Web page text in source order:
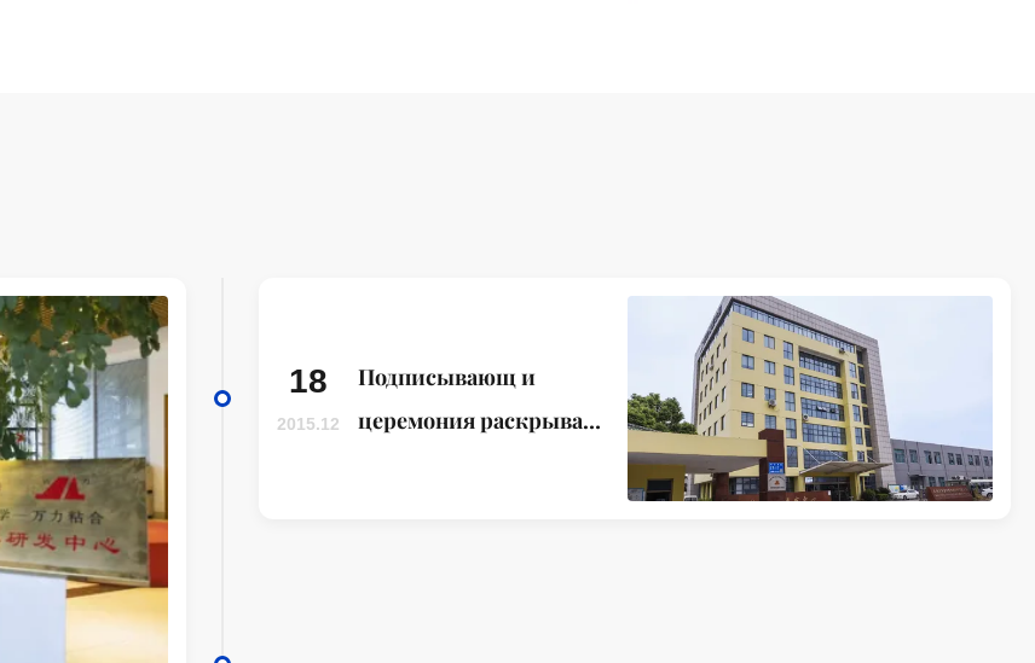
18
2015.12
Подписывающ и
церемония раскрывать